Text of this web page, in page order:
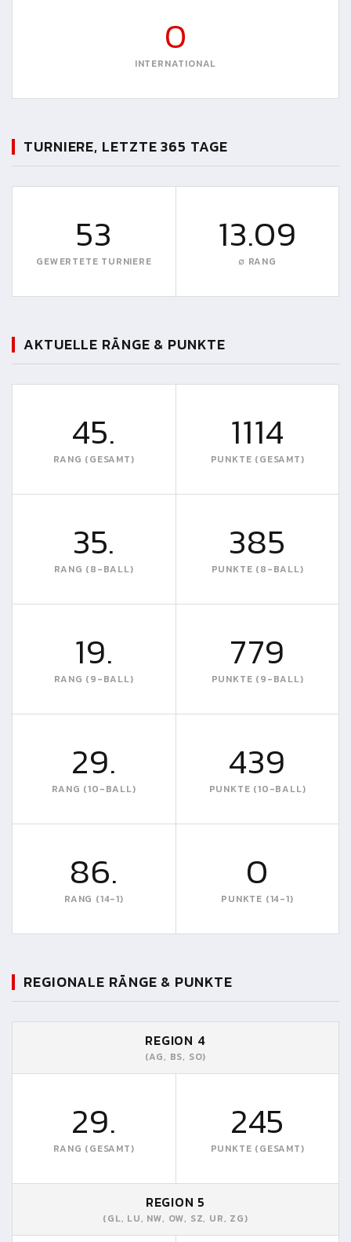
0
INTERNATIONAL
TURNIERE, LETZTE 365 TAGE
53
GEWERTETE TURNIERE
13.09
∅ RANG
AKTUELLE RÄNGE & PUNKTE
45.
RANG (GESAMT)
1114
PUNKTE (GESAMT)
35.
RANG (8-BALL)
385
PUNKTE (8-BALL)
19.
RANG (9-BALL)
779
PUNKTE (9-BALL)
29.
RANG (10-BALL)
439
PUNKTE (10-BALL)
86.
RANG (14-1)
0
PUNKTE (14-1)
REGIONALE RÄNGE & PUNKTE
REGION 4
(AG, BS, SO)
29.
RANG (GESAMT)
245
PUNKTE (GESAMT)
REGION 5
(GL, LU, NW, OW, SZ, UR, ZG)